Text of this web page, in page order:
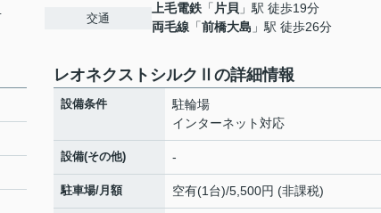
交通
上毛電鉄 「 片貝 」駅 徒歩19分
両毛線 「前橋大島 」駅 徒歩26分
レオネクストシルクⅡの詳細情報
設備条件
駐輪場
インターネット対応
設備(その他) -
駐車場/月額 空有(1台)/5,500円 (非課税)